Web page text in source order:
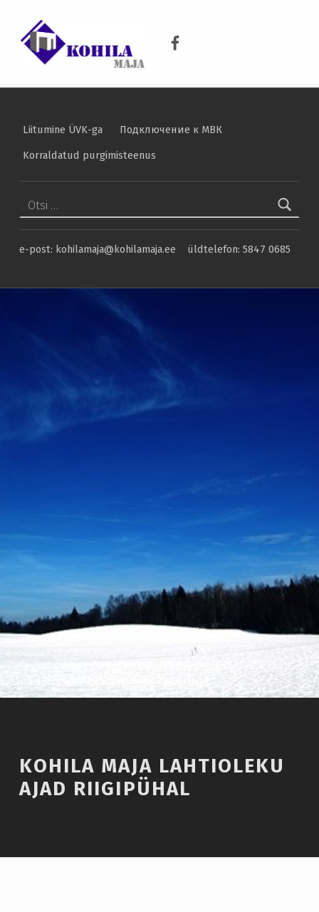
Liitumine ÜVK-ga
Подключение к МВК
Korraldatud purgimisteenus
e-post: kohilamaja@kohilamaja.ee üldtelefon: 5847 0685
Introduction
KOHILA MAJA LAHTIOLEKU
AJAD RIIGIPÜHAL